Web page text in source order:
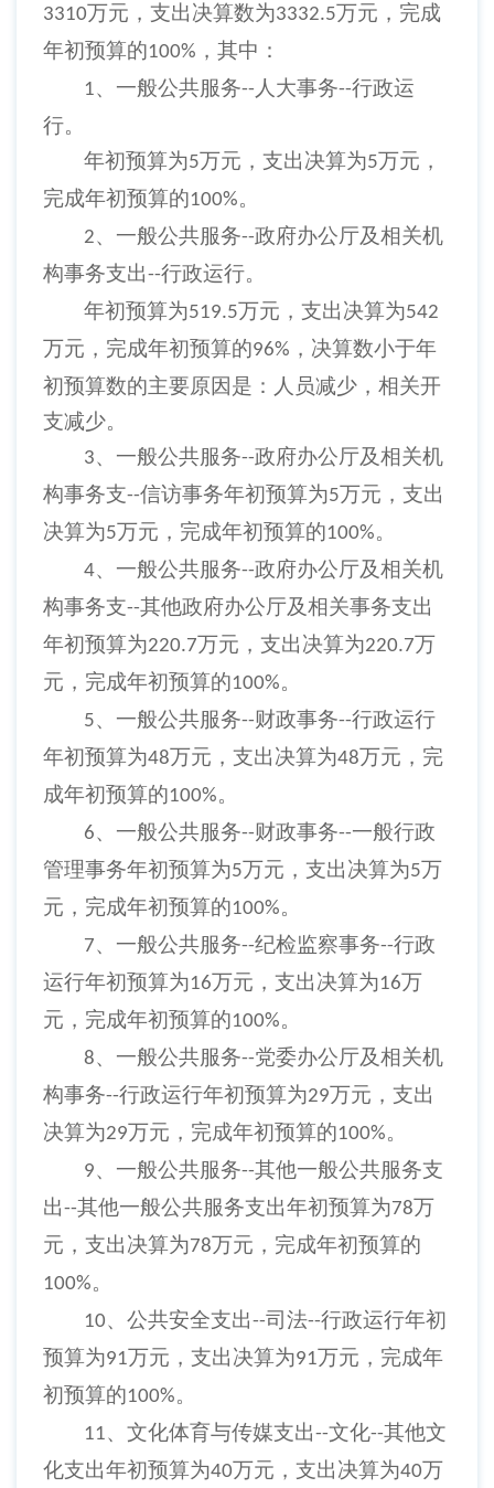
3310万元，支出决算数为3332.5万元，完成
年初预算的100% ，其中：
1、一般公共服务-- 人大事务--行政运
行。
年初预算为5万元，支出决算为5万元，
完成年初预算的100%。
2、一般公共服务--政府办公厅及相关机
构事务支出--行政运行。
年初预算为519.5万元，支出决算为542
万元，完成年初预算的96% ，决算数小于年
初预算数的主要原因是：人员减少，相关开
支减少。
3、一般公共服务--政府办公厅及相关机
构事务支--信访事务年初预算为5万元，支出
决算为5万元，完成年初预算的100%。
4、一般公共服务--政府办公厅及相关机
构事务支--其他政府办公厅及相关事务支出
年初预算为220.7万元，支出决算为220.7万
元，完成年初预算的100%。
5、一般公共服务--财政事务--行政运行
年初预算为48万元，支出决算为48万元，完
成年初预算的100%。
6、一般公共服务--财政事务--一般行政
管理事务年初预算为5万元， 支出决算为5万
元 ，完成年初预算的100%。
7、一般公共服务--纪检监察事务--行政
运行年初预算为16万元，支出决算为16万
元，完成年初预算的100%。
8、一般公共服务--党委办公厅及相关机
构事务--行政运行年初预算为29万元，支出
决算为29万元，完成年初预算的100%。
9、一般公共服务--其他一般公共服务支
出--其他一般公共服务支出年初预算为78万
元，支出决算为78万元，完成年初预算的
100%。
10、公共安全支出--司法--行政运行年初
预算为91万元，支出决算为91万元，完成年
初预算的100%。
11、文化体育与传媒支出--文化--其他文
化支出年初预算为40万元，支出决算为40万